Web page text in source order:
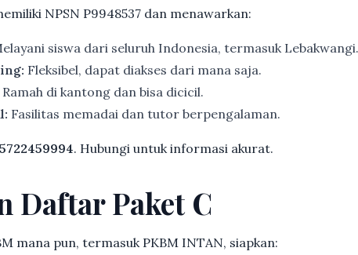
NPSN P9948537 dan menawarkan:
siswa dari seluruh Indonesia, termasuk Lebakwangi.
Fleksibel, dapat diakses dari mana saja.
Ramah di kantong dan bisa dicicil.
Fasilitas memadai dan tutor berpengalaman.
. Hubungi untuk informasi akurat.
Daftar Paket C
mana pun, termasuk PKBM INTAN, siapkan: